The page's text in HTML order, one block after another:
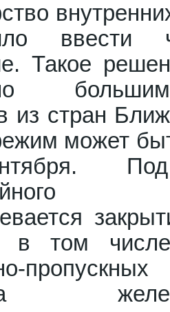
ввести
Такое
из стран
может
в том числе